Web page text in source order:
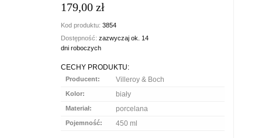
179,00 zł
Kod produktu:3854
Dostępność:zazwyczaj ok. 14
dni roboczych
CECHY PRODUKTU:
Producent: Villeroy & Boch
Kolor: biały
Materiał: porcelana
Pojemność: 450 ml